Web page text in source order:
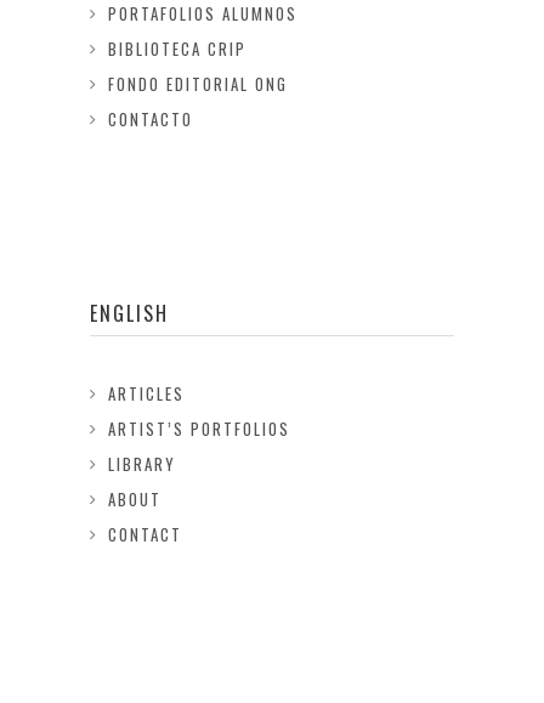
PORTAFOLIOS ALUMNOS
BIBLIOTECA CRIP
FONDO EDITORIAL ONG
CONTACTO
ENGLISH
ARTICLES
ARTIST’S PORTFOLIOS
LIBRARY
ABOUT
CONTACT